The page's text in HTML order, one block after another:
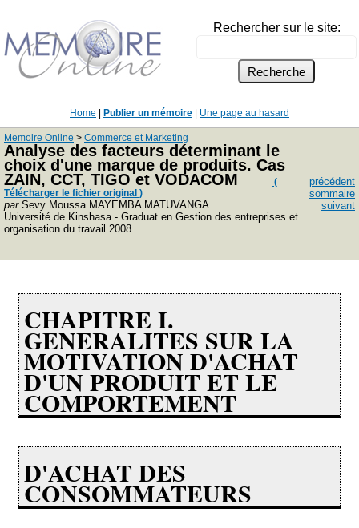
Rechercher sur le site:
Home Publier un mémoire Une page au hasard
Memoire Online > Commerce et Marketing
Analyse des facteurs déterminant le
choix d'une marque de produits. Cas
ZAIN, CCT, TIGO et VODACOM
(
Télécharger le fichier original )
parSevy Moussa MAYEMBA MATUVANGA
Université de Kinshasa - Graduat en Gestion des entreprises et
organisation du travail 2008
précédent
sommaire
suivant
CHAPITRE I.
GENERALITES SUR LA
MOTIVATION D'ACHAT
D'UN PRODUIT ET LE
COMPORTEMENT
D'ACHAT DES
CONSOMMATEURS